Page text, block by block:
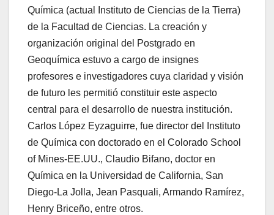
Química (actual Instituto de Ciencias de la Tierra)
de la Facultad de Ciencias. La creación y
organización original del Postgrado en
Geoquímica estuvo a cargo de insignes
profesores e investigadores cuya claridad y visión
de futuro les permitió constituir este aspecto
central para el desarrollo de nuestra institución.
Carlos López Eyzaguirre, fue director del Instituto
de Química con doctorado en el Colorado School
of Mines-EE.UU., Claudio Bifano, doctor en
Química en la Universidad de California, San
Diego-La Jolla, Jean Pasquali, Armando Ramírez,
Henry Briceño, entre otros.